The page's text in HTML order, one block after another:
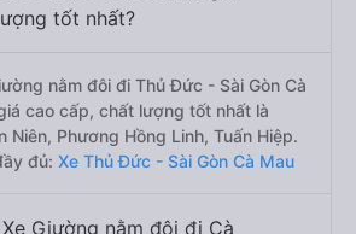
tốt nhất?
nằm đôi đi Thủ Đức - Sài Gòn Cà
cao cấp, chất lượng tốt nhất là
Niên, Phương Hồng Linh, Tuấn Hiệp.
đủ: Xe Thủ Đức - Sài Gòn Cà Mau
Giường nằm đôi đi Cà